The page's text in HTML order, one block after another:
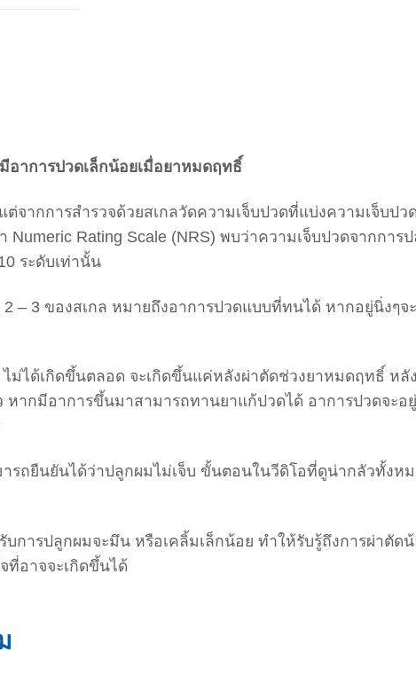
อาการปวดเล็กน้อยเมื่อยาหมดฤทธิ์
จากการสำรวจด้วยสเกลวัดความเจ็บปวดที่แบ่งความเจ็บปวด
Numeric Rating Scale (NRS) พบว่าความเจ็บปวดจากการ
ระดับเท่านั้น
– 3 ของสเกล หมายถึงอาการปวดแบบที่ทนได้ หากอยู่นิ่งๆจ
ไม่ได้เกิดขึ้นตลอด จะเกิดขึ้นแค่หลังผ่าตัดช่วงยาหมดฤทธิ์ หลัง
หากมีอาการขึ้นมาสามารถทานยาแก้ปวดได้ อาการปวดจะอยู่
รถยืนยันได้ว่าปลูกผมไม่เจ็บ ขั้นตอนในวีดิโอที่ดูน่ากลัวทั้งห
การปลูกผมจะมึน หรือเคลิ้มเล็กน้อย ทำให้รับรู้ถึงการผ่าตัด
ที่อาจจะเกิดขึ้นได้